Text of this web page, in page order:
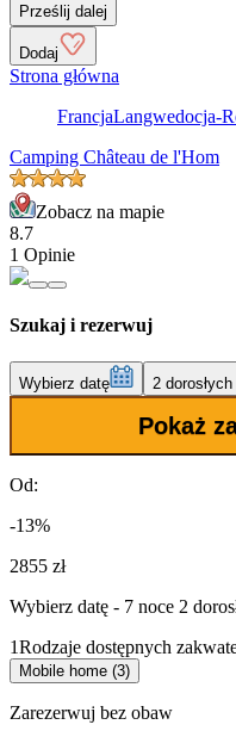
Prześlij dalej
Dodaj
Strona główna
FrancjaLangwedocja-
Camping Château de l'Hom
Zobacz na mapie
8.7
1 Opinie
Szukaj i rezerwuj
Wybierz datę 2 dorosłych
Pokaż
Od:
-13%
2855 zł
Wybierz datę - 7 noce 2
1Rodzaje dostępnych
Mobile home (3)
Zarezerwuj bez obaw